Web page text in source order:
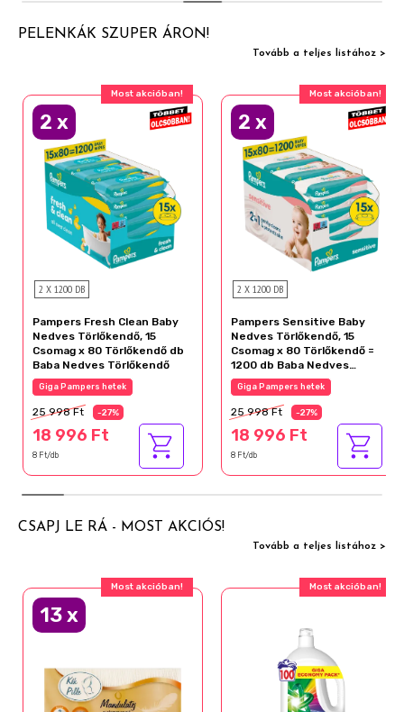
PELENKÁK SZUPER ÁRON!
Tovább a teljes listához >
Most akcióban!
2 x
2 X 1200 DB
Pampers Fresh Clean Baby
Nedves Törlőkendő, 15
Csomag x 80 Törlőkendő db
Baba Nedves Törlőkendő
Giga Pampers hetek
25 998 Ft -27%
18 996 Ft
8 Ft/db
Most akcióban!
2 x
2 X 1200 DB
Pampers Sensitive Baby
Nedves Törlőkendő, 15
Csomag x 80 Törlőkendő =
1200 db Baba Nedves
Törlőkendő
Giga Pampers hetek
25 998 Ft -27%
18 996 Ft
8 Ft/db
CSAPJ LE RÁ - MOST AKCIÓS!
Tovább a teljes listához >
Most akcióban!
13x
Most akcióban!